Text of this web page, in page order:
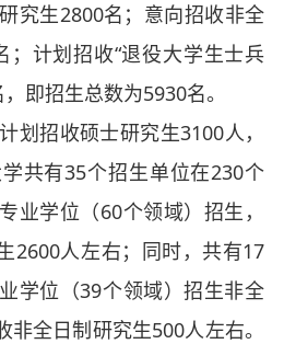
究生2800名；意向招收非全
；计划招收“退役大学生士兵
即招生总数为5930名。
招收硕士研究生3100人，
共有35个招生单位在230个
业学位（60个领域）招生，
2600人左右；同时，共有17
学位（39个领域）招生非全
非全日制研究生500人左右。